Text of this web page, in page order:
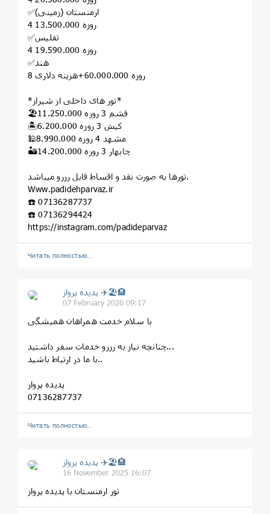
✅ارمنستان (زمینی)
4 روزه 13.500.000
✅تفلیس
4 روزه 19.590.000
✅هند
8 روزه 60.000.000+هزینه دلاری
*تور های داخلی از شیراز*
🏖قشم 3 روزه 11.250.000
🏝کیش 3 روزه 6.200.000
🕌مشهد 4 روزه 8.990.000
🏜️چابهار 3 روزه 14.200.000
تورها به صورت نقد و اقساط قابل رزرو میباشد.
‏Www.padidehparvaz.ir
☎️ 07136287737
☎️ 07136294424
‏https://instagram‌‌.com/padideparvaz
Читать полностью…
پديده پرواز ✈️🏖🏨
07 February 2026 09:17
با سلام خدمت همراهان همیشگی
چنانچه نیاز به رزرو خدمات سفر داشتید...
با ما در ارتباط باشید..
پدیده پرواز
07136287737
Читать полностью…
پديده پرواز ✈️🏖🏨
16 November 2025 16:07
تور ارمنستان با پدیده پرواز